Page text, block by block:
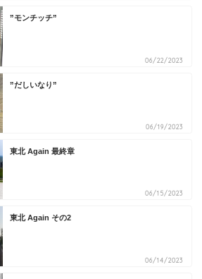
”モンチッチ”
06/22/2023
”だしいなり”
06/19/2023
東北 Again 最終章
06/15/2023
東北 Again その2
06/14/2023